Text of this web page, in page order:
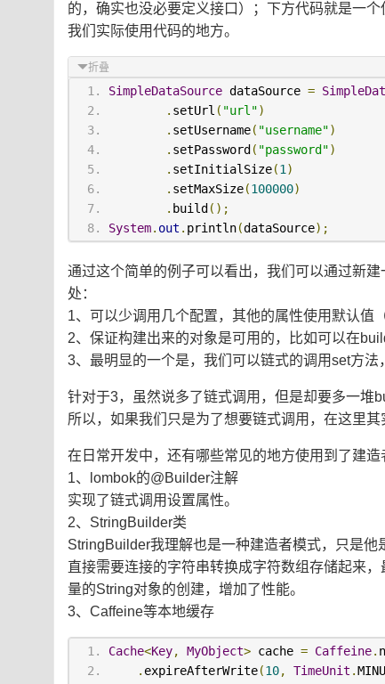
的，确实也没必要定义接口）；下方代码就是一
我们实际使用代码的地方。
折叠
SimpleDataSource dataSource =
. setUrl ( "url")
. setUsername( "username")
. setPassword ( "password")
. setInitialSize(1 )
. setMaxSize(100000)
. build ();
System. out . println(dataSource);
通过这个简单的例子可以看出，我们可以通过新
处：
1、可以少调用几个配置，其他的属性使用默认值
2、保证构建出来的对象是可用的，比如可以在
3、最明显的一个是，我们可以链式的调用set方法
针对于3，虽然说多了链式调用，但是却要多一堆
所以，如果我们只是为了想要链式调用，在这里
在日常开发中，还有哪些常见的地方使用到了建造
1、lombok的@Builder注解
实现了链式调用设置属性。
2、StringBuilder类
StringBuilder我理解也是一种建造者模式，只是
直接需要连接的字符串转换成字符数组存储起来
量的String对象的创建，增加了性能。
3、Caffeine等本地缓存
Cache<Key, MyObject> cache = Caffeine.
. expireAfterWrite(10, TimeUnit .